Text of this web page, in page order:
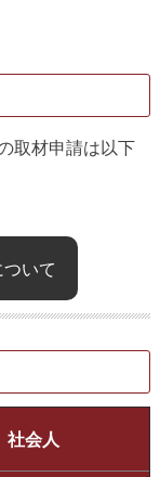
取材申請は以下
いて
社会人